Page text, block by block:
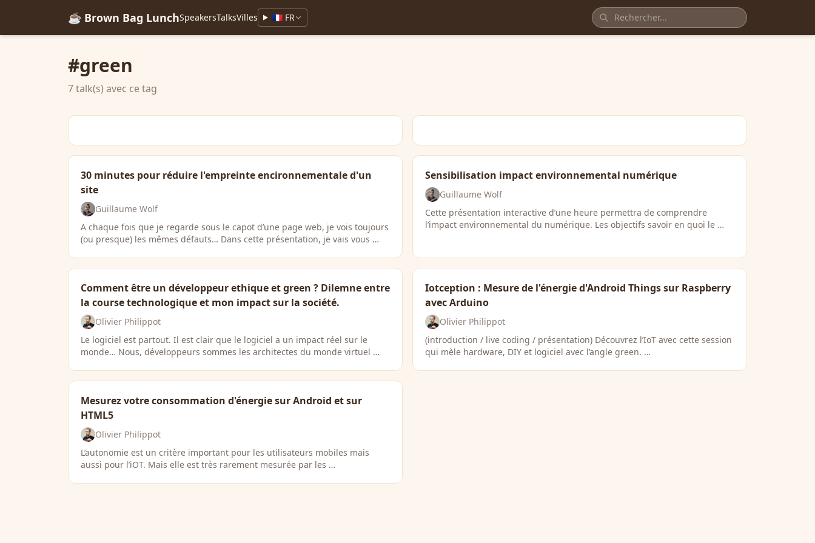
☕ Brown Bag LunchSpeakersTalksVilles 🇫🇷 FR
#green
7 talk(s) avec ce tag
30 minutes pour réduire l'empreinte encironnementale d'un
site
Guillaume Wolf
A chaque fois que je regarde sous le capot d’une page web, je vois toujours
(ou presque) les mêmes défauts… Dans cette présentation, je vais vous …
Sensibilisation impact environnemental numérique
Guillaume Wolf
Cette présentation interactive d’une heure permettra de comprendre
l’impact environnemental du numérique. Les objectifs savoir en quoi le …
Comment être un développeur ethique et green ? Dilemne entre
la course technologique et mon impact sur la société.
Olivier Philippot
Le logiciel est partout. Il est clair que le logiciel a un impact réel sur le
monde… Nous, développeurs sommes les architectes du monde virtuel …
Iotception : Mesure de l'énergie d'Android Things sur Raspberry
avec Arduino
Olivier Philippot
(introduction / live coding / présentation) Découvrez l’IoT avec cette session
qui mèle hardware, DIY et logiciel avec l’angle green. …
Mesurez votre consommation d'énergie sur Android et sur
HTML5
Olivier Philippot
L’autonomie est un critère important pour les utilisateurs mobiles mais
aussi pour l’iOT. Mais elle est très rarement mesurée par les …